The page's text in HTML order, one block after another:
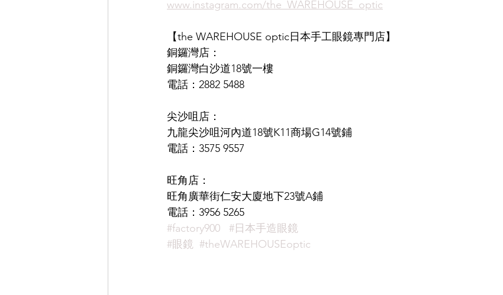
www.instagram.com/the_WAREHOUSE_optic
【the WAREHOUSE optic日本手工眼鏡專門店】
銅鑼灣店：
銅鑼灣白沙道18號一樓
電話：2882 5488
尖沙咀店：
九龍尖沙咀河內道18號K11商場G14號鋪
電話：3575 9557
旺角店：
旺角廣華街仁安大廈地下23號A鋪
電話：3956 5265
#factory900
#日本手造眼鏡
#眼鏡 #theWAREHOUSEoptic